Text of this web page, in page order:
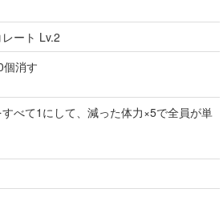
ート Lv.2
個消す
べて1にして、減った体力×5で全員が単